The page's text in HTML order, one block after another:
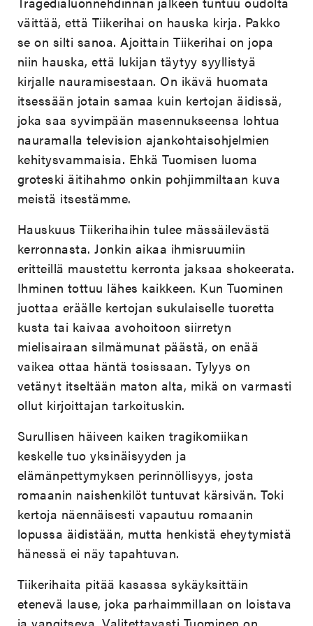
väittää, että Tiikerihai on hauska kirja. Pakko
se on silti sanoa. Ajoittain Tiikerihai on jopa
niin hauska, että lukijan täytyy syyllistyä
kirjalle nauramisestaan. On ikävä huomata
itsessään jotain samaa kuin kertojan äidissä,
joka saa syvimpään masennukseensa lohtua
nauramalla television ajankohtaisohjelmien
kehitysvammaisia. Ehkä Tuomisen luoma
groteski äitihahmo onkin pohjimmiltaan kuva
meistä itsestämme.
Hauskuus Tiikerihaihin tulee mässäilevästä
kerronnasta. Jonkin aikaa ihmisruumiin
eritteillä maustettu kerronta jaksaa shokeerata.
Ihminen tottuu lähes kaikkeen. Kun Tuominen
juottaa eräälle kertojan sukulaiselle tuoretta
kusta tai kaivaa avohoitoon siirretyn
mielisairaan silmämunat päästä, on enää
vaikea ottaa häntä tosissaan. Tylyys on
vetänyt itseltään maton alta, mikä on varmasti
ollut kirjoittajan tarkoituskin.
Surullisen häiveen kaiken tragikomiikan
keskelle tuo yksinäisyyden ja
elämänpettymyksen perinnöllisyys, josta
romaanin naishenkilöt tuntuvat kärsivän. Toki
kertoja näennäisesti vapautuu romaanin
lopussa äidistään, mutta henkistä eheytymistä
hänessä ei näy tapahtuvan.
Tiikerihaita pitää kasassa sykäyksittäin
etenevä lause, joka parhaimmillaan on loistava